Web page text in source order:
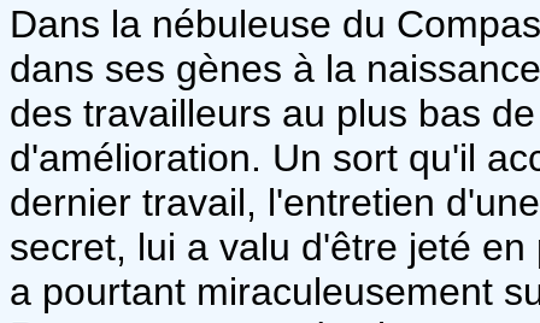
Dans la nébuleuse du
dans ses gènes à la
des travailleurs au plus bas
d'amélioration. Un sort qu'il
dernier travail, l'entretien
secret, lui a valu d'être jeté
a pourtant miraculeusement